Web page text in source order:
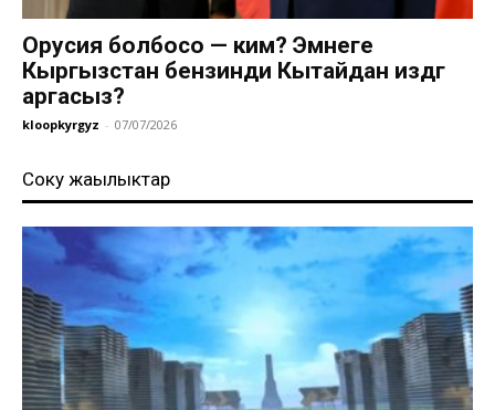
Орусия болбосо — ким? Эмнеге
Кыргызстан бензинди Кытайдан издөөгө
аргасыз?
kloopkyrgyz - 07/07/2026
Соңку жаңылыктар